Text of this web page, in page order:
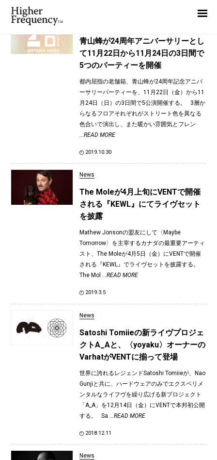
TAG: Satoshi Matsui
青山蜂が24周年アニバーサリーとし
て11月22日から11月24日の3日間で
5つのパーティーを開催
都内屈指の老舗箱、青山蜂が24周年記念アニバ
ーサリーパーティーを、11月22日（金）から11
月24日（日）の3日間で5公演開催する。 3層か
らなるフロアそれぞれがストリート色を異なる
色合いで演出し、また暖かい雰囲気とフレン
...READ MORE
2019.10.30
News
The Moleが4月上旬にVENTで開催
される『KEWL』にてライヴセット
を披露
Mathew Jonsonの盟友にして〈Maybe
Tomorrow〉を主宰するカナダの最重要アーティ
スト、The Moleが4月5日（金）にVENTで開催
される『KEWL』でライヴセットを披露する。
The Mol ...READ MORE
2019.3.5
News
Satoshi Tomiieの新ライヴプロジェ
クトA_Aと、〈yoyaku〉オーナーの
VarhatがVENTに揃って登場
世界に誇れるレジェンドSatoshi Tomiieが、Nao
Gunjiと共に、ハードウェアのみでエクスペリメ
ンタルなライフヴを繰り広げる新プロジェクト
「A_A」を12月14日（金）にVENTで本邦初公開
する。 Sa
...READ MORE
2018.12.11
News
News
Interview
Report